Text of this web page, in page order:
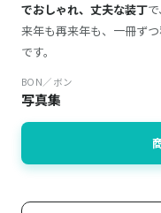
でおしゃれ、丈夫な装丁
来年も再来年も、一冊ず
です。
BON／ボン
写真集